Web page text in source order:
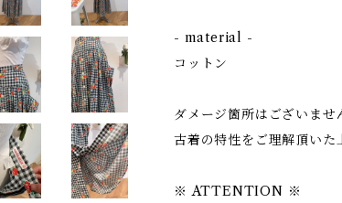
- material -
コットン
ダメージ箇所はございませ
古着の特性をご理解頂いた
※ ATTENTION ※